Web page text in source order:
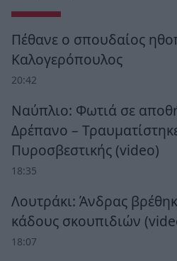
Πέθανε ο σπουδαίος
Καλογερόπουλος
20:42
Ναύπλιο: Φωτιά σε
Δρέπανο –
Πυροσβεστικής (video)
18:35
Λουτράκι: Άνδρας
κάδους σκουπιδιών
18:07